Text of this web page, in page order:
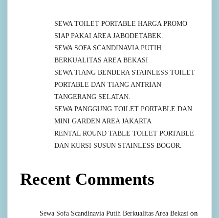
SEWA TOILET PORTABLE HARGA PROMO
SIAP PAKAI AREA JABODETABEK.
SEWA SOFA SCANDINAVIA PUTIH
BERKUALITAS AREA BEKASI
SEWA TIANG BENDERA STAINLESS TOILET
PORTABLE DAN TIANG ANTRIAN
TANGERANG SELATAN.
SEWA PANGGUNG TOILET PORTABLE DAN
MINI GARDEN AREA JAKARTA
RENTAL ROUND TABLE TOILET PORTABLE
DAN KURSI SUSUN STAINLESS BOGOR.
Recent Comments
Sewa Sofa Scandinavia Putih Berkualitas Area Bekasi on